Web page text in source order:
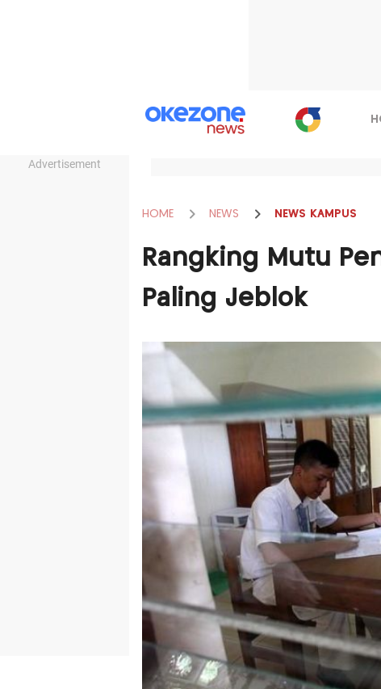
Advertisement
HOME NEWS NEWS KAMPUS
Rangking Mutu
Paling Jeblok